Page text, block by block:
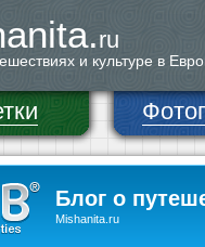
ru
и культуре в
Блог о
Mishanita.ru